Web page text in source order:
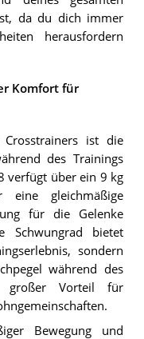
da du dich immer
herausfordern
Komfort für
Crosstrainers ist die
des Trainings
verfügt über ein 9 kg
eine gleichmäßige
für die Gelenke
Schwungrad bietet
sondern
während des
großer Vorteil für
Bewegung und